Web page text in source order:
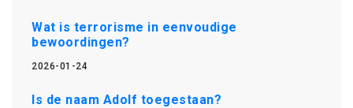
Wat is terrorisme in eenvoudige
bewoordingen?
2026-01-24
Is de naam Adolf toegestaan?